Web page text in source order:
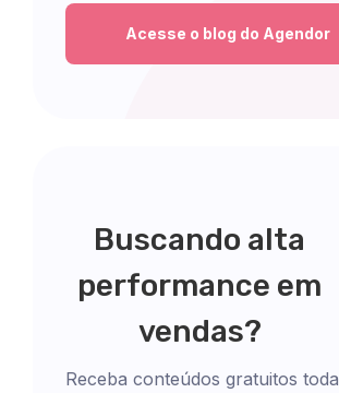
Acesse o blog do Agendor
Buscando alta
performance em
vendas?
Receba conteúdos gratuitos toda